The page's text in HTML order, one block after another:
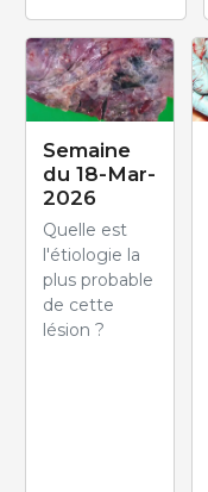
Semaine
du 18-Mar-
2026
Quelle est
l'étiologie la
plus probable
de cette
lésion ?